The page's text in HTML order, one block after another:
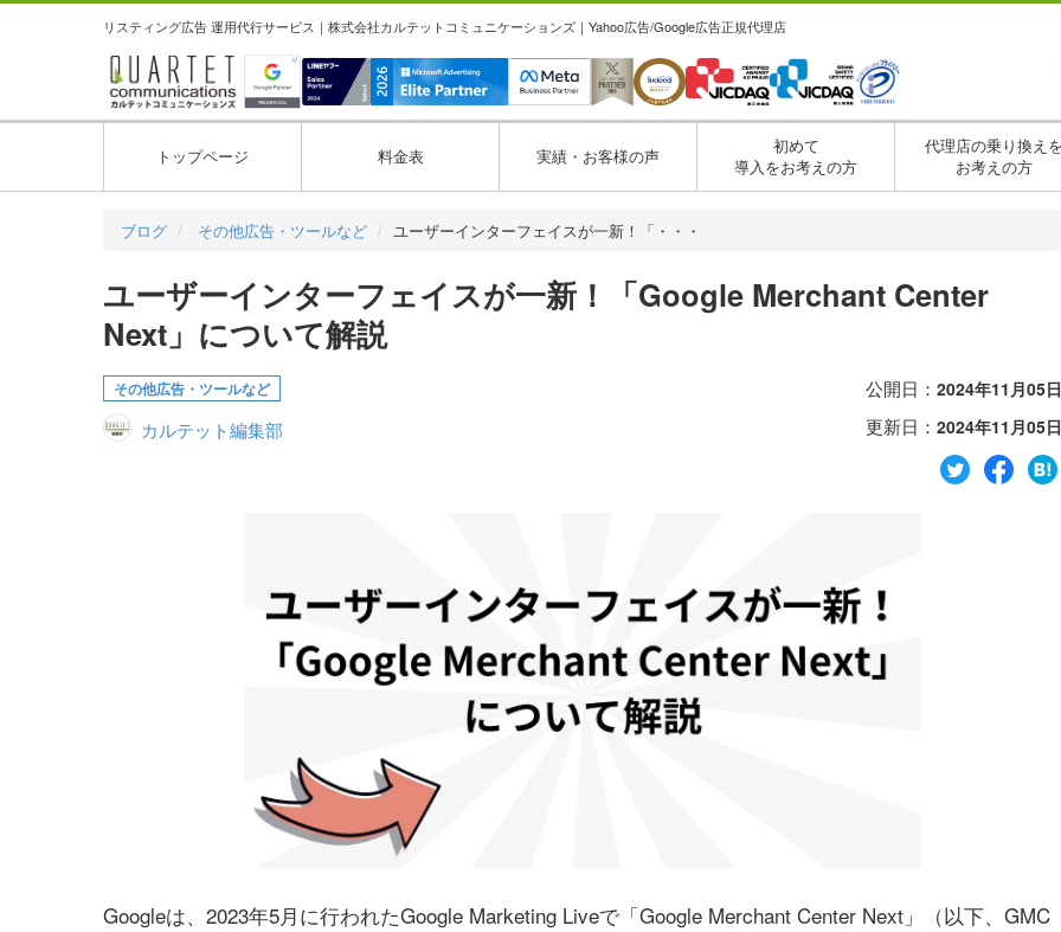
リスティング広告 運用代行サービス｜株式会社カルテットコミュニケーションズ｜Yahoo広告/Google広告正規代理店
トップページ 料金表 実績・お客様の声
初めて
導入をお考えの方
代理店の乗り換え
お考えの方
ブログ その他広告・ツールなど ユーザーインターフェイスが一新！「・・・
ユーザーインターフェイスが一新！「Google Merchant Center
Next」について解説
その他広告・ツールなど
カルテット編集部
公開日： 2024年11月05日
更新日： 2024年11月05日
Googleは、2023年5月に行われたGoogle Marketing Liveで「Google Merchant Center Next」（以下、GMC